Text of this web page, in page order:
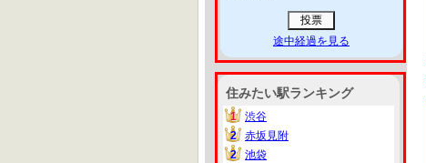
途中経過を見る
住みたい駅ランキング
1
1
渋谷
2
2
赤坂見附
2
2
池袋